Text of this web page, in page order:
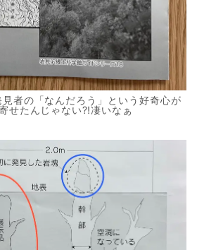
見者の「なんだろう」という好奇心が
せたんじゃない⁈凄いなぁ